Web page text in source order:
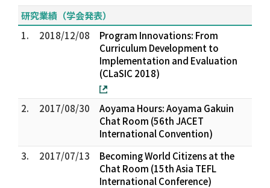
研究業績（学会発表）
1.
2018/12/08
Program Innovations: From
Curriculum Development to
Implementation and Evaluation
(CLaSIC 2018)
2. 2017/08/30
Aoyama Hours: Aoyama Gakuin
Chat Room (56th JACET
International Convention)
3.
2017/07/13
Becoming World Citizens at the
Chat Room (15th Asia TEFL
International Conference)